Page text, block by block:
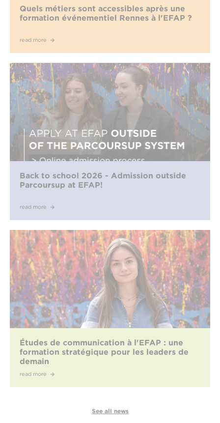
Quels métiers sont accessibles après une
formation événementiel Rennes à l'EFAP ?
read more
Back to school 2026 - Admission outside
Parcoursup at EFAP!
read more
Études de communication à l'EFAP : une
formation stratégique pour les leaders de
demain
read more
See all news